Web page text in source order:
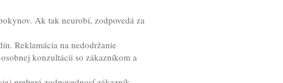
Ak tak neurobí, zodpovedá za
Reklamácia na nedodržanie
konzultácii so zákazníkom a